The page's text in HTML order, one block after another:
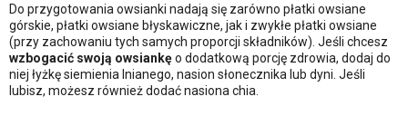
Do przygotowania owsianki nadają się zarówno płatki owsiane
górskie, płatki owsiane błyskawiczne, jak i zwykłe płatki owsiane
(przy zachowaniu tych samych proporcji składników). Jeśli chcesz
wzbogacić swoją owsiankęo dodatkową porcję zdrowia, dodaj do
niej łyżkę siemienia lnianego, nasion słonecznika lub dyni. Jeśli
lubisz, możesz również dodać nasiona chia.